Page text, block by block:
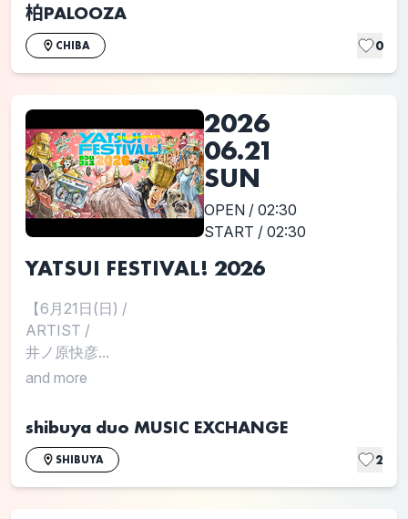
柏PALOOZA
CHIBA 0
2026
06.21
SUN
OPEN / 02:30
START / 02:30
YATSUI FESTIVAL! 2026
【6月21日(日) /
ARTIST /
井ノ原快彦...
and more
shibuya duo MUSIC EXCHANGE
SHIBUYA 2